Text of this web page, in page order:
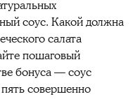
соус. Какой должна
салата
пошаговый
бонуса — соус
пять совершенно